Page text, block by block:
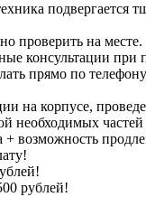
подвергается
проверить на месте.
консультации при
прямо по
на корпусе,
необходимых частей
+ возможность
рублей!